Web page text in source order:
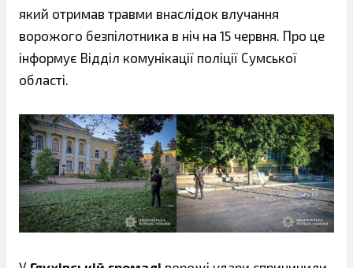
який отримав травми внаслідок влучання
ворожого безпілотника в ніч на 15 червня. Про це
інформує Відділ комунікації поліції Сумської
області.